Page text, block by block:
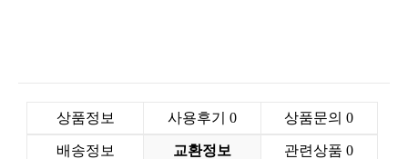
상품정보 사용후기 0 상품문의0
배송정보 교환정보 관련상품0